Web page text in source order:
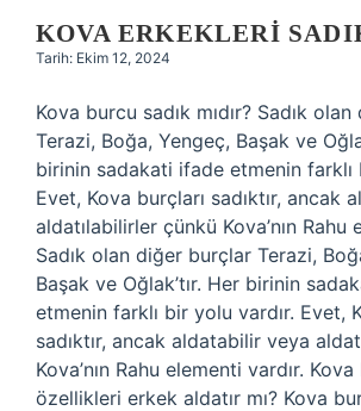
KOVA ERKEKLERI
Tarih: Ekim 12, 2024
Kova burcu sadık mıdır? Sadık
Terazi, Boğa, Yengeç, Başak ve
birinin sadakati ifade etmenin farklı
Evet, Kova burçları sadıktır, ancak
aldatılabilirler çünkü Kova’nın Rahu
Sadık olan diğer burçlar Terazi,
Başak ve Oğlak’tır. Her birinin
etmenin farklı bir yolu vardır. Evet,
sadıktır, ancak aldatabilir veya
Kova’nın Rahu elementi vardır.
özellikleri erkek aldatır mı? Kova